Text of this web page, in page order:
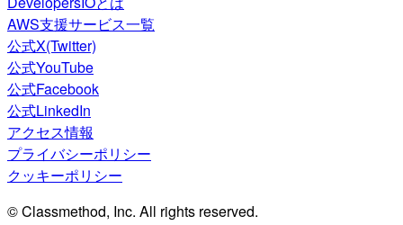
AWS支援サービス一覧
公式X(Twitter)
公式YouTube
公式Facebook
公式LinkedIn
アクセス情報
プライバシーポリシー
クッキーポリシー
© Classmethod, Inc. All rights reserved.